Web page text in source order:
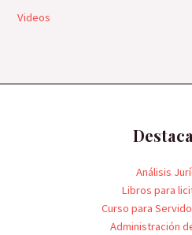
Videos
Análisis
Libros para
Curso para
Administración